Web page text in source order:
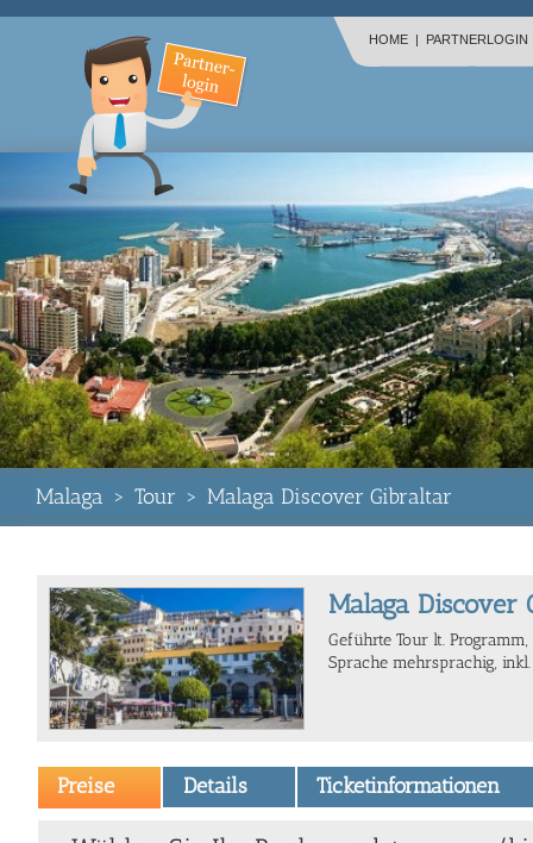
HOME | PARTNERLOGIN
Malaga > Tour > Malaga Discover Gibraltar
Malaga Discover
Geführte Tour lt.
Sprache mehrsprachig,
Preise Details Ticketinformationen